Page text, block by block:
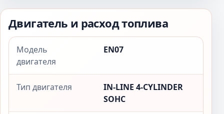
Двигатель и расход топлива
Модель
двигателя
EN07
Тип двигателя
IN-LINE 4-CYLINDER
SOHC